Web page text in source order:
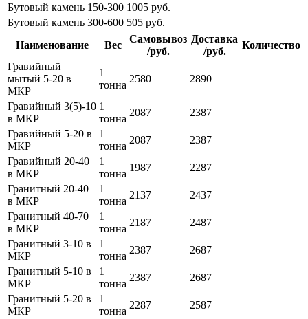
Бутовый камень 150-300 1005 руб.
Бутовый камень 300-600 505 руб.
Наименование
Вес
Самовывоз
/руб.
Доставка
/руб.
Количество
Гравийный
мытый 5-20 в
МКР
1
тонна
2580 2890
Гравийный 3(5)-10
в МКР
1
тонна
2087
2387
Гравийный 5-20 в
МКР
1
тонна
2087
2387
Гравийный 20-40
в МКР
1
тонна
1987
2287
Гранитный 20-40
в МКР
1
тонна
2137
2437
Гранитный 40-70
в МКР
1
тонна
2187
2487
Гранитный 3-10 в
МКР
1
тонна
2387
2687
Гранитный 5-10 в
МКР
1
тонна
2387
2687
Гранитный 5-20 в
МКР
1
тонна
2287
2587